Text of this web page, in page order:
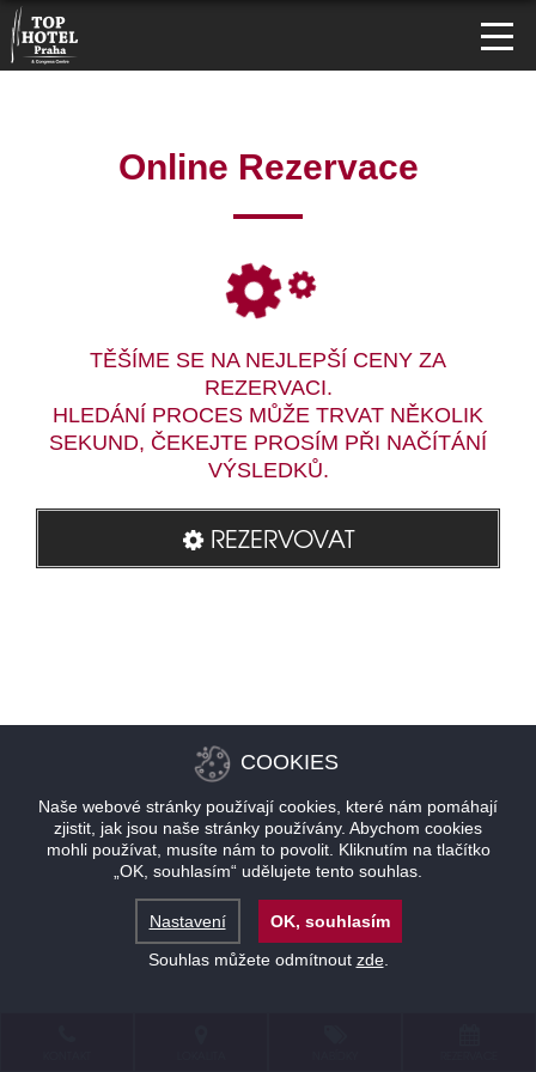
Online Rezervace
TĚŠÍME SE NA NEJLEPŠÍ CENY ZA
REZERVACI.
HLEDÁNÍ PROCES MŮŽE TRVAT NĚKOLIK
SEKUND, ČEKEJTE PROSÍM PŘI NAČÍTÁNÍ
VÝSLEDKŮ.
REZERVOVAT
COOKIES
Naše webové stránky používají cookies, které nám pomáhají
zjistit, jak jsou naše stránky používány. Abychom cookies
mohli používat, musíte nám to povolit. Kliknutím na tlačítko
„OK, souhlasím“ udělujete tento souhlas.
Nastavení
OK, souhlasím
Souhlas můžete odmítnout zde.